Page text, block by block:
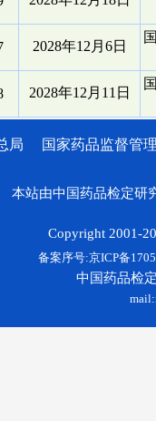
2028年12月6日
2028年12月11日
局 国家药品监督管
本站由中国药品检定研
Copyright 2001-
备案序号:京ICP备
中国药品检